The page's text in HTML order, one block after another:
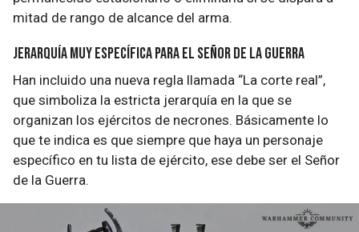
mitad de rango de alcance del arma.
Jerarquía muy específica para el Señor de la guerra
Han incluido una nueva regla llamada “La corte real”,
que simboliza la estricta jerarquía en la que se
organizan los ejércitos de necrones. Básicamente lo
que te indica es que siempre que haya un personaje
específico en tu lista de ejército, ese debe ser el Señor
de la Guerra.